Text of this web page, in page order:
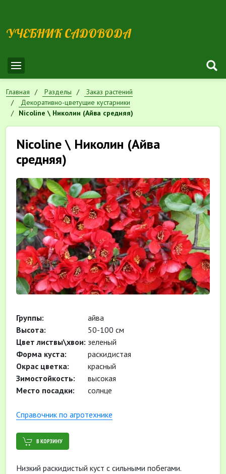
УЧЕБНИК САДОВОДА
Главная Разделы
Заказ растений
Декоративно-цветущие кустарники
Nicoline \ Николин (Айва средняя)
Nicoline \ Николин (Айва
средняя)
Группы:
айва
Высота:
50-100 см
Цвет листвы\хвои: зеленый
Форма куста:
раскидистая
Окрас цветка:
красный
Зимостойкость:
высокая
Место посадки:
солнце
Cправочник по агротехнике
В КОРЗИНУ
Низкий раскидистый куст с сильными побегами.